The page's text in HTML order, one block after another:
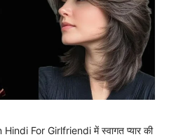
For Girlfriendi में स्वागत प्यार की